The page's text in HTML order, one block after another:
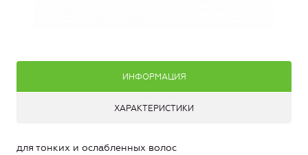
ИНФОРМАЦИЯ
ХАРАКТЕРИСТИКИ
для тонких и ослабленных волос